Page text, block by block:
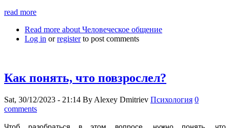
read more
Read more about Человеческое общение
Log in orregisterto post comments
Как понять, что повзрослел?
Sat, 30/12/2023 - 21:14 By Alexey Dmitriev Психология 0
comments